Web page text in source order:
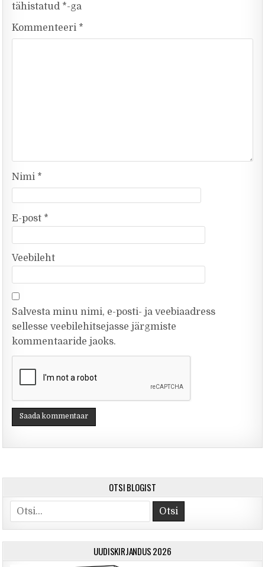
tähistatud *-ga
Kommenteeri *
Nimi *
E-post *
Veebileht
Salvesta minu nimi, e-posti- ja veebiaadress
sellesse veebilehitsejasse järgmiste
kommentaaride jaoks.
OTSI BLOGIST
Otsi
UUDISKIRJANDUS 2026